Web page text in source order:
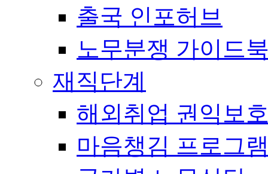
출국 인포허브
노무분쟁 가이드
재직단계
해외취업 권익보
마음챙김 프로그